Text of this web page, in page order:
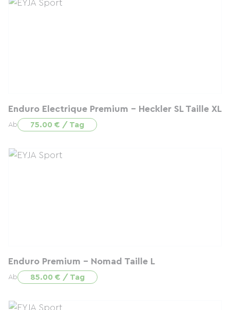
Enduro Electrique Premium - Heckler SL Taille XL
Ab 75.00 € / Tag
Enduro Premium - Nomad Taille L
Ab 85.00 € / Tag